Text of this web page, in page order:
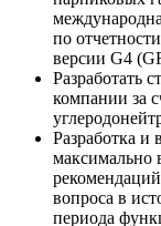
по
версии G4
Разработать
компании за
Разработка и
вопроса в
периода